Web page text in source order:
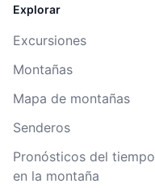
Explorar
Excursiones
Montañas
Mapa de montañas
Senderos
Pronósticos del tiempo
en la montaña